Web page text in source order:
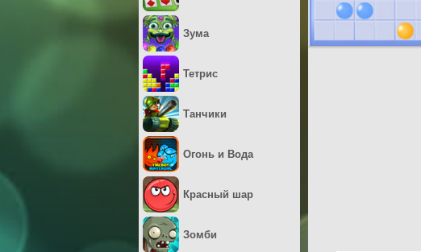
Зума
Тетрис
Танчики
Огонь и Вода
Красный шар
Зомби